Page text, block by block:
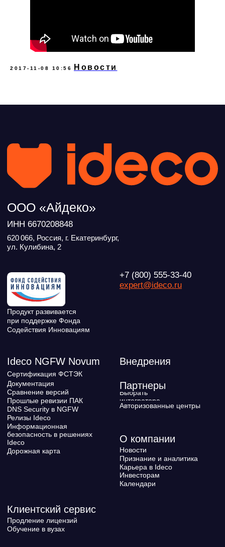
2017-11-08 10:56 Новости